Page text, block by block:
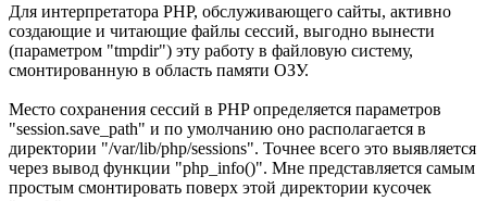
Для интерпретатора PHP, обслуживающего сайты, активно
создающие и читающие файлы сессий, выгодно вынести
(параметром "tmpdir") эту работу в файловую систему,
смонтированную в область памяти ОЗУ.
Место сохранения сессий в PHP определяется параметров
"session.save_path" и по умолчанию оно располагается в
директории "/var/lib/php/sessions". Точнее всего это выявляется
через вывод функции "php_info()". Мне представляется самым
простым смонтировать поверх этой директории кусочек